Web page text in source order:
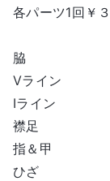
各パーツ1回￥
脇
Vライン
Iライン
襟足
指＆甲
ひざ